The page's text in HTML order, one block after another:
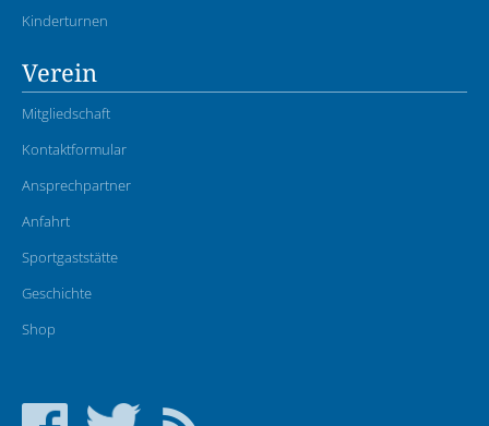
Kinderturnen
Verein
Mitgliedschaft
Kontaktformular
Ansprechpartner
Anfahrt
Sportgaststätte
Geschichte
Shop